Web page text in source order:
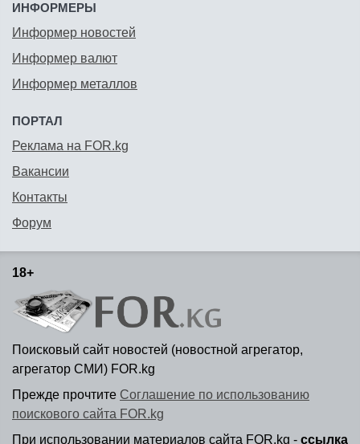
ИНФОРМЕРЫ
Информер новостей
Информер валют
Информер металлов
ПОРТАЛ
Реклама на FOR.kg
Вакансии
Контакты
Форум
18+
Поисковый сайт новостей (новостной агрегатор,
агрегатор СМИ) FOR.kg
Прежде прочтите Соглашение по использованию
поискового сайта FOR.kg
При использовании материалов сайта FOR.kg - ссылка